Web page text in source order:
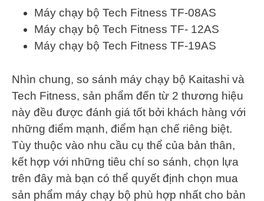
Máy chạy bộ Tech Fitness TF-08AS
Máy chạy bộ Tech Fitness TF- 12AS
Máy chạy bộ Tech Fitness TF-19AS
Nhìn chung, so sánh máy chạy bộ Kaitashi và
Tech Fitness, sản phẩm đến từ 2 thương hiệu
này đều được đánh giá tốt bởi khách hàng với
những điểm mạnh, điểm hạn chế riêng biệt.
Tùy thuộc vào nhu cầu cụ thể của bản thân,
kết hợp với những tiêu chí so sánh, chọn lựa
trên đây mà bạn có thể quyết định chọn mua
sản phẩm máy chạy bộ phù hợp nhất cho bản